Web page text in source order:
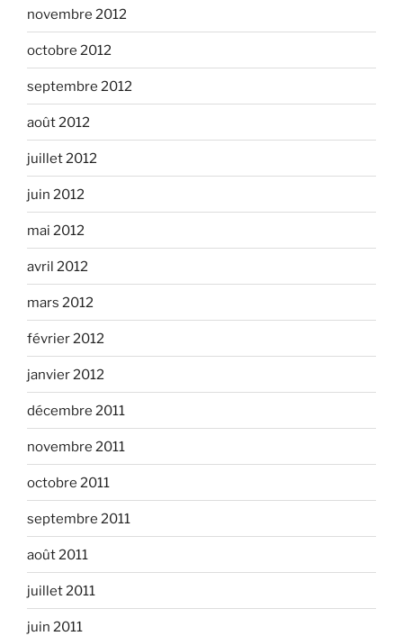
novembre 2012
octobre 2012
septembre 2012
août 2012
juillet 2012
juin 2012
mai 2012
avril 2012
mars 2012
février 2012
janvier 2012
décembre 2011
novembre 2011
octobre 2011
septembre 2011
août 2011
juillet 2011
juin 2011